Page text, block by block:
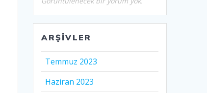
ARŞIVLER
Temmuz 2023
Haziran 2023